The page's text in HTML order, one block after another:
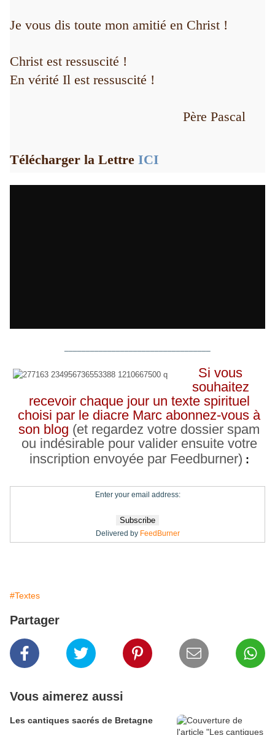
Je vous dis toute mon amitié en Christ !
Christ est ressuscité !
En vérité Il est ressuscité !
Père Pascal
Télécharger la Lettre ICI
Si vous
souhaitez
recevoir chaque jour un texte spirituel
choisi par le diacre Marc abonnez-vous à
son blog (et regardez votre dossier spam
ou indésirable pour valider ensuite votre
inscription envoyée par Feedburner) :
Enter your email address:
Delivered by FeedBurner
#Textes
Partager
Vous aimerez aussi
Les cantiques sacrés de Bretagne